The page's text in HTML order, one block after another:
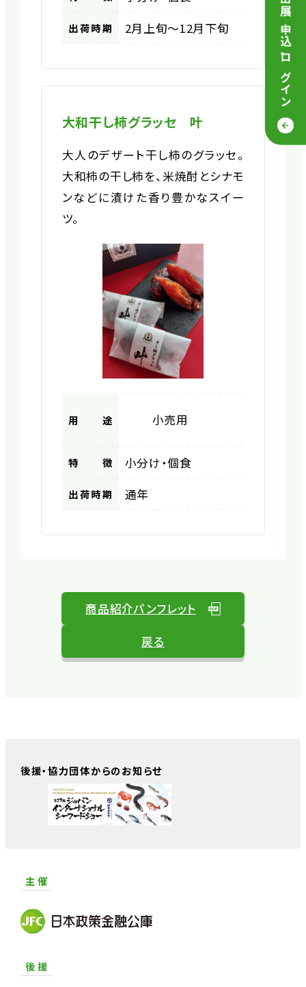
・
ログイン
出荷時期 2月上旬～12月下旬
大和干し柿グラッセ 叶
大人のデザート干し柿のグラッセ。
大和柿の干し柿を、米焼酎とシナモ
ンなどに漬けた香り豊かなスイー
ツ。
用途 小売用
特徴 小分け・個食
出荷時期 通年
商品紹介パンフレット
戻る
後援・協力団体からのお知らせ
主 催
後 援